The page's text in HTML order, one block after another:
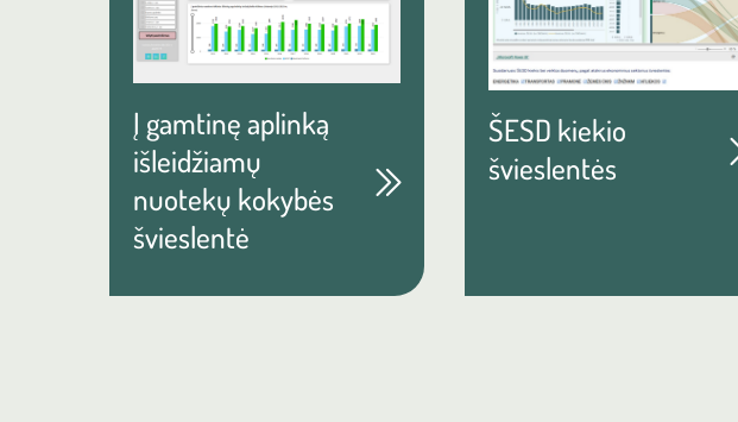
Į gamtinę aplinką
išleidžiamų
nuotekų kokybės
švieslentė
ŠESD kiekio
švieslentės